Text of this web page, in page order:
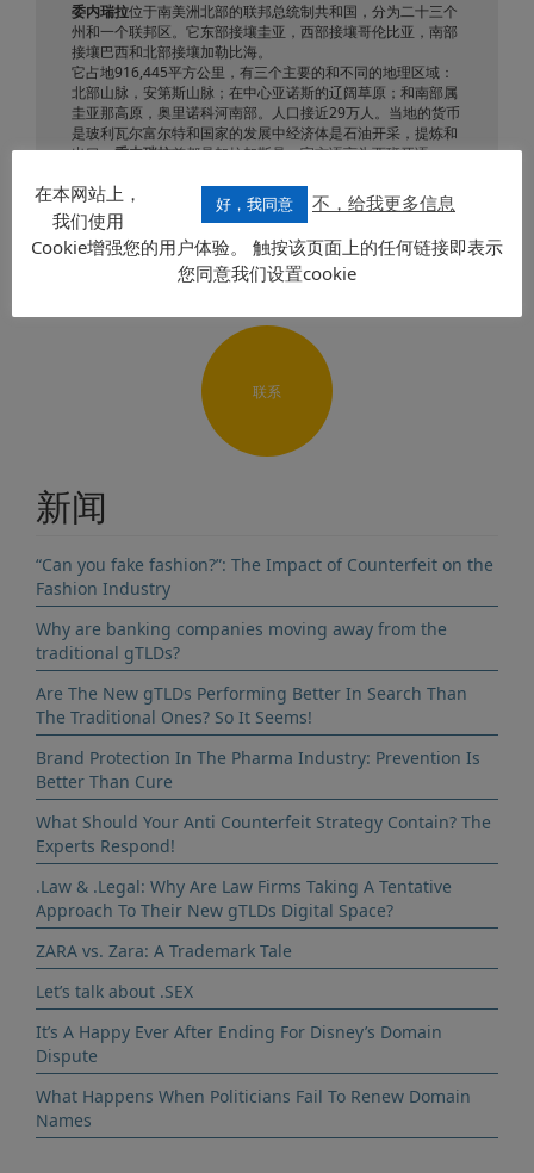
委内瑞拉位于南美洲北部的联邦总统制共和国，分为二十三个
州和一个联邦区。它东部接壤圭亚，西部接壤哥伦比亚，南部
接壤巴西和北部接壤加勒比海。
它占地916,445平方公里，有三个主要的和不同的地理区域：
北部山脉，安第斯山脉；在中心亚诺斯的辽阔草原；和南部属
圭亚那高原，奥里诺科河南部。人口接近29万人。当地的货币
是玻利瓦尔富尔特和国家的发展中经济体是石油开采，提炼和
出口。委内瑞拉首都是加拉加斯是，官方语言为西班牙语。
发送要求
联系
新闻
“Can you fake fashion?”: The Impact of Counterfeit on the
Fashion Industry
Why are banking companies moving away from the
traditional gTLDs?
Are The New gTLDs Performing Better In Search Than
The Traditional Ones? So It Seems!
Brand Protection In The Pharma Industry: Prevention Is
Better Than Cure
What Should Your Anti Counterfeit Strategy Contain? The
Experts Respond!
.Law & .Legal: Why Are Law Firms Taking A Tentative
Approach To Their New gTLDs Digital Space?
ZARA vs. Zara: A Trademark Tale
Let’s talk about .SEX
It’s A Happy Ever After Ending For Disney’s Domain
Dispute
What Happens When Politicians Fail To Renew Domain
Names
好，我同意 不，给我更多信息
在本网站上，
我们使用
Cookie增强您的用户体验。 触按该页面上的任何链接即表示
您同意我们设置cookie